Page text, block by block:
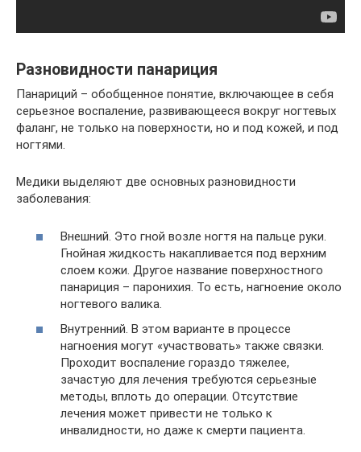
Разновидности панариция
Панариций – обобщенное понятие, включающее в себя
серьезное воспаление, развивающееся вокруг ногтевых
фаланг, не только на поверхности, но и под кожей, и под
ногтями.
Медики выделяют две основных разновидности
заболевания:
Внешний. Это гной возле ногтя на пальце руки.
Гнойная жидкость накапливается под верхним
слоем кожи. Другое название поверхностного
панариция – паронихия. То есть, нагноение около
ногтевого валика.
Внутренний. В этом варианте в процессе
нагноения могут «участвовать» также связки.
Проходит воспаление гораздо тяжелее,
зачастую для лечения требуются серьезные
методы, вплоть до операции. Отсутствие
лечения может привести не только к
инвалидности, но даже к смерти пациента.